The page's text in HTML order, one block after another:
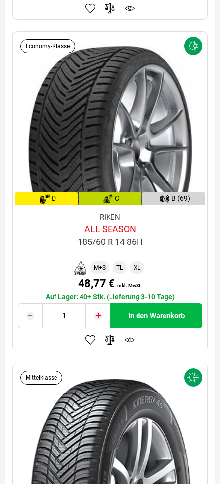
Economy-Klasse
D C B (69)
RIKEN
ALL SEASON
185/60 R 14 86H
M+S TL XL
48,77 € inkl. MwSt.
Auf Lager: 40+ Stk. (Lieferung 3-10 Tage)
In den Warenkorb
Mittelklasse